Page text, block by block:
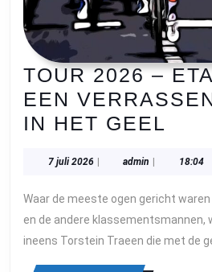
TOUR 2026 –
EEN
IN HET GEEL
4:
EEN
7 juli 20267
admin admin 18:04
Waar de meeste ogen gericht waren op Pogacar, Vingegaard
en de andere klassementsmannen,
ineens Torstein Traeen die met de